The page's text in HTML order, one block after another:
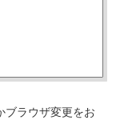
ブラウザ変更をお